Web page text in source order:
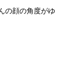
の顔の角度がゆ